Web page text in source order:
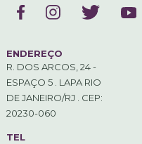
ENDEREÇO
R. DOS ARCOS, 24 -
ESPAÇO 5 . LAPA RIO
DE JANEIRO/RJ . CEP:
20230-060
TEL